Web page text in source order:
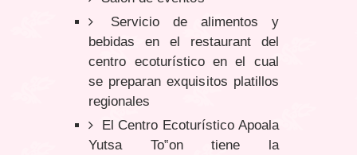
Servicio de alimentos y
bebidas en el restaurant del
centro ecoturístico en el cual
se preparan exquisitos platillos
regionales
El Centro Ecoturístico Apoala
Yutsa To‟on tiene la